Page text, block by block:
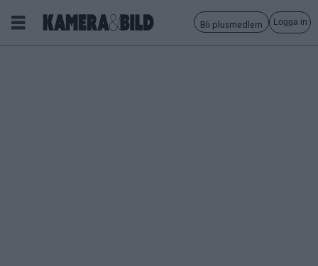
Bli plusmedlem Logga in